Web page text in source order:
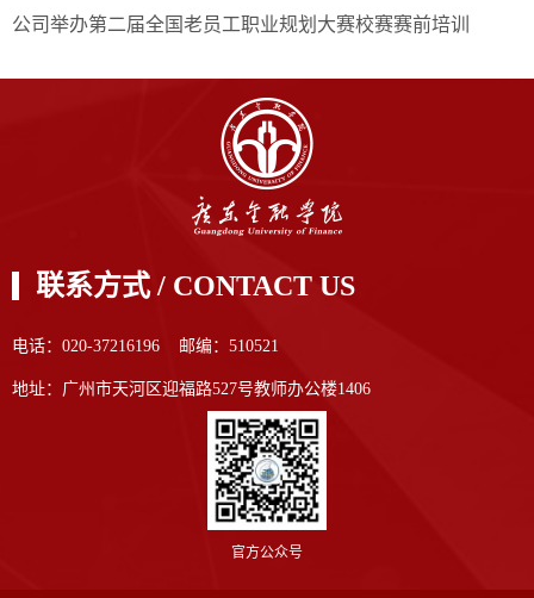
公司举办第二届全国老员工职业规划大赛校赛赛前培训
联系方式 / CONTACT US
电话：020-37216196 邮编：510521
地址：广州市天河区迎福路527号教师办公楼1406
官方公众号